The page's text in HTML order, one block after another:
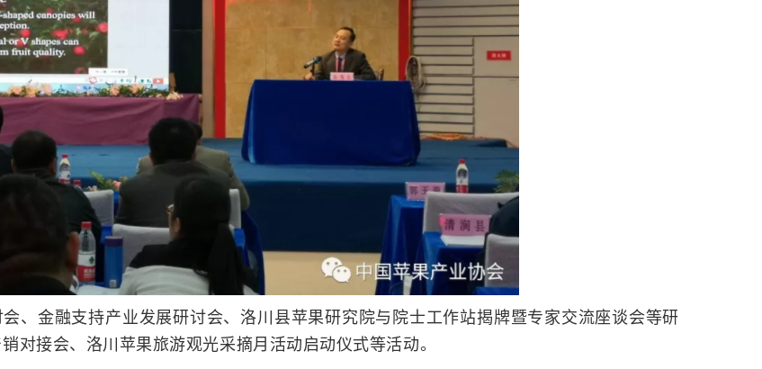
、金融支持产业发展研讨会、洛川县苹果研究院与院士工作站揭牌暨专家交流座谈会等研
对接会、洛川苹果旅游观光采摘月活动启动仪式等活动。